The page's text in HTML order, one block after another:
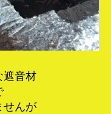
遮音材
せんが